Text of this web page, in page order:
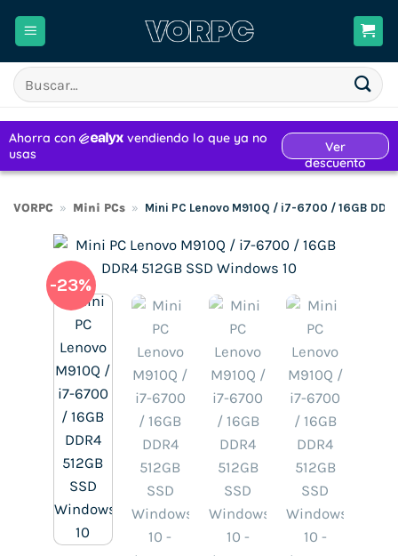
Buscar
por:
VORPC » Mini PCs » Mini PC Lenovo M910Q / i7-6700 / 16GB
-23%